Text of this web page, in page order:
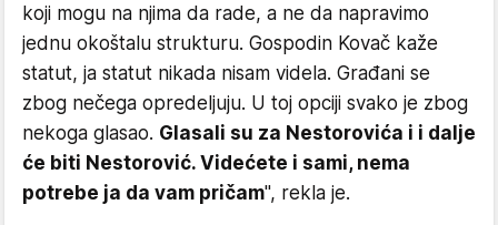
koji mogu na njima da rade, a ne da napravimo
jednu okoštalu strukturu. Gospodin Kovač kaže
statut, ja statut nikada nisam videla. Građani se
zbog nečega opredeljuju. U toj opciji svako je zbog
nekoga glasao. Glasali su za Nestorovića i i dalje
će biti Nestorović. Videćete i sami, nema
potrebe ja da vam pričam", rekla je.